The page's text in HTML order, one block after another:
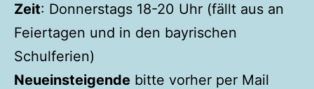
Zeit: Donnerstags 18-20 Uhr (fällt aus an
Feiertagen und in den bayrischen
Schulferien)
Neueinsteigendebitte vorher per Mail